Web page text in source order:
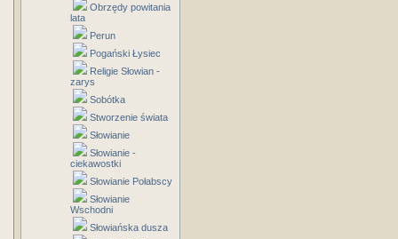
Obrzędy powitania
lata
Perun
Pogański Łysiec
Religie Słowian -
zarys
Sobótka
Stworzenie świata
Słowianie
Słowianie -
ciekawostki
Słowianie Połabscy
Słowianie
Wschodni
Słowiańska dusza